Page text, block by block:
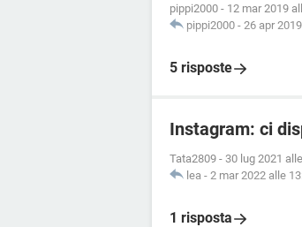
pippi2000 - 12 mar 2019
pippi2000 - 26 apr
5 risposte
Instagram: ci
Tata2809 - 30 lug 2021
lea - 2 mar 2022 alle
1 risposta